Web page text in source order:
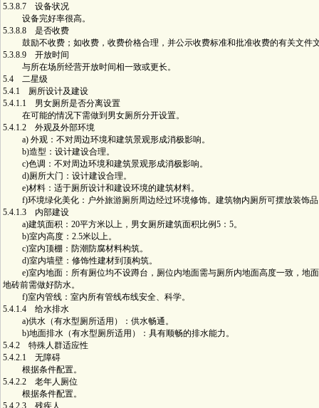
5.3.8.7 设备状况
设备完好率很高。
5.3.8.8 是否收费
鼓励不收费；如收费，收费价格合理，并公示收费标准和批准收费的有关文件
5.3.8.9 开放时间
与所在场所经营开放时间相一致或更长。
5.4 二星级
5.4.1 厕所设计及建设
5.4.1.1 男女厕所是否分离设置
在可能的情况下需做到男女厕所分开设置。
5.4.1.2 外观及外部环境
a) 外观：不对周边环境和建筑景观形成消极影响。
b)造型：设计建设合理。
c)色调：不对周边环境和建筑景观形成消极影响。
d)厕所大门：设计建设合理。
e)材料：适于厕所设计和建设环境的建筑材料。
f)环境绿化美化：户外旅游厕所周边经过环境修饰。建筑物内厕所可摆放装饰
5.4.1.3 内部建设
a)建筑面积：20平方米以上，男女厕所建筑面积比例5：5。
b)室内高度：2.5米以上。
c)室内顶棚：防潮防腐材料构筑。
d)室内墙壁：修饰性建材到顶构筑。
e)室内地面：所有厕位均不设蹲台，厕位内地面需与厕所内地面高度一致，地
地砖前需做好防水。
f)室内管线：室内所有管线布线安全、科学。
5.4.1.4 给水排水
a)供水（有水型厕所适用）：供水畅通。
b)地面排水（有水型厕所适用）：具有顺畅的排水能力。
5.4.2 特殊人群适应性
5.4.2.1 无障碍
根据条件配置。
5.4.2.2 老年人厕位
根据条件配置。
5.4.2.3 残疾人